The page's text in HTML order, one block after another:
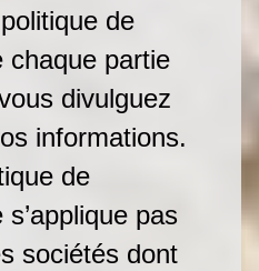
de
chaque partie
divulguez
informations.
de
pas
sociétés dont